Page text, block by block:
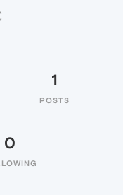
1
POSTS
0